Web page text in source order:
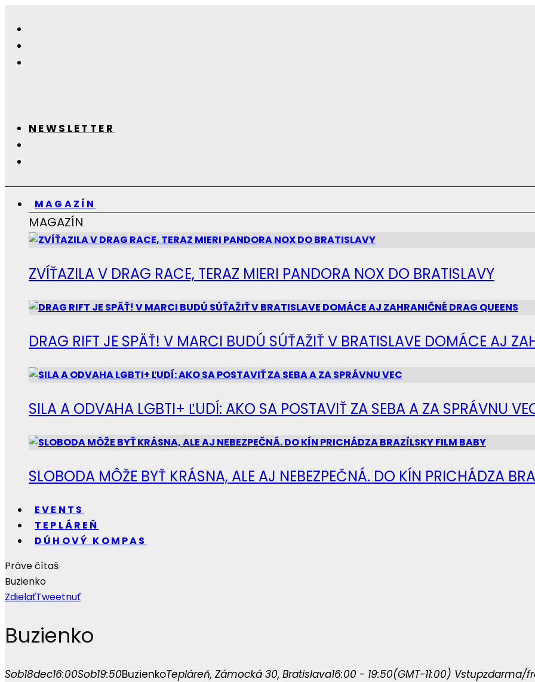
NEWSLETTER
MAGAZÍN
MAGAZÍN
ZVÍŤAZILA V DRAG RACE, TERAZ MIERI PANDORA NOX DO BRATISLAVY
DRAG RIFT JE SPÄŤ! V MARCI BUDÚ SÚŤAŽIŤ V BRATISLAVE DOMÁCE AJ
SILA A ODVAHA LGBTI+ ĽUDÍ: AKO SA POSTAVIŤ ZA SEBA A ZA SPRÁVNU
SLOBODA MÔŽE BYŤ KRÁSNA, ALE AJ NEBEZPEČNÁ. DO KÍN PRICHÁDZA
EVENTS
TEPLÁREŇ
DÚHOVÝ KOMPAS
Práve čítaš
Buzienko
ZdielaťTweetnuť
Buzienko
Sob18dec16:00Sob19:50BuzienkoTepláreň, Zámocká 30, Bratislava16:00 - 19:50(GMT-11:00) Vstupzdarma/